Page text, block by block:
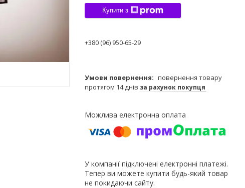
Купити з
+380 (96) 950-65-29
повернення товару
протягом 14 днів за рахунок покупця
У компанії підключені електронні платежі.
Тепер ви можете купити будь-який товар
не покидаючи сайту.